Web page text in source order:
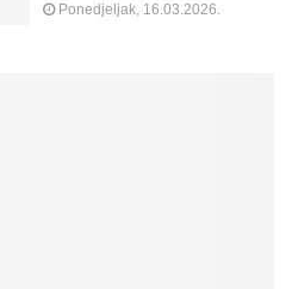
Ponedjeljak, 16.03.2026.